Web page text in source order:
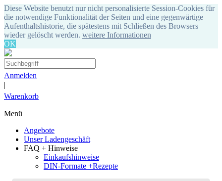
Diese Website benutzt nur nicht personalisierte Session-Cookies für
die notwendige Funktionalität der Seiten und eine gegenwärtige
Aufenthaltshistorie, die spätestens mit Schließen des Browsers
wieder gelöscht werden. weitere Informationen
OK
Anmelden
|
Warenkorb
Menü
Angebote
Unser Ladengeschäft
FAQ + Hinweise
Einkaufshinweise
DIN-Formate +Rezepte